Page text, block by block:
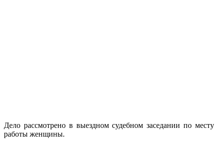
Дело рассмотрено в выездном судебном заседании по месту
работы женщины.